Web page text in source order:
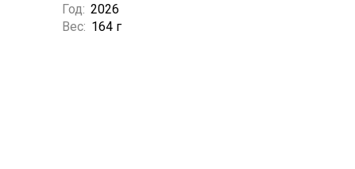
Год: 2026
Вес: 164 г